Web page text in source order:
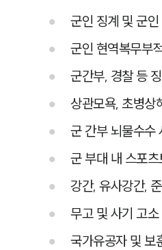
군인 징계 및 군
군인 현역복무부
군간부, 경찰 등
상관모욕, 초병상
군 간부 뇌물수수
군 부대 내 스포
강간, 유사강간,
무고 및 사기 고
국가유공자 및 보